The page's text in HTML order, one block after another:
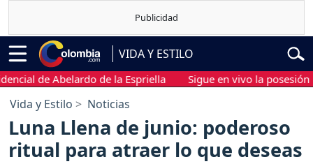
VIDA Y ESTILO
de Abelardo de la Espriella Sigue en vivo la posesión
Vida y Estilo Noticias
Luna Llena de junio: poderoso
ritual para atraer lo que deseas